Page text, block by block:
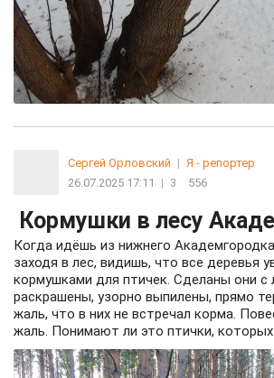
Сергей Орловский | Я - репортер
26.07.2025 17:11
| 3 556
Кормушки в лесу
Когда идёшь из нижнего
заходя в лес, видишь, что все деревья
кормушками для птичек. Сделаны они
раскрашены, узорно выпилены, прямо
жаль, что в них не встречал корма.
жаль. Понимают ли это птички, которых